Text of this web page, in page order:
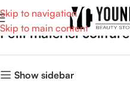
Skip to navigation
Skip to main content
Petit materiel coiffure
Show sidebar